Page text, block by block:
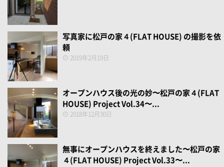
写真家に松戸の家４(FLAT HOUSE) の撮影を依
頼
2019年2月19日
オープンハウス後の光の妙〜松戸の家４(FLAT
HOUSE) Project Vol.34〜...
2018年12月30日
無事にオープンハウスを終えました〜松戸の家
４(FLAT HOUSE) Project Vol.33〜...